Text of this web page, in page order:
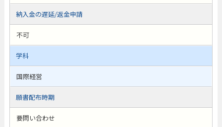
納入金の遅延/返金申請
不可
学科
国際経営
願書配布時期
要問い合わせ